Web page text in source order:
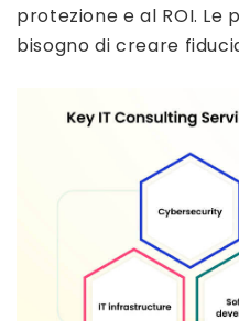
protezione e al ROI. Le
bisogno di creare